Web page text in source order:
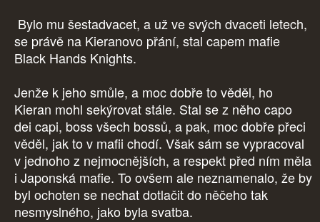
Bylo mu šestadvacet, a už ve svých dvaceti letech,
se právě na Kieranovo přání, stal capem mafie
Black Hands Knights.
Jenže k jeho smůle, a moc dobře to věděl, ho
Kieran mohl sekýrovat stále. Stal se z něho capo
dei capi, boss všech bossů, a pak, moc dobře přeci
věděl, jak to v mafii chodí. Však sám se vypracoval
v jednoho z nejmocnějších, a respekt před ním měla
i Japonská mafie. To ovšem ale neznamenalo, že by
byl ochoten se nechat dotlačit do něčeho tak
nesmyslného, jako byla svatba.